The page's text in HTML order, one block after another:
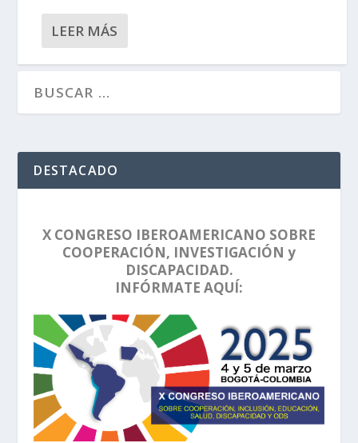
LEER MÁS
DESTACADO
X CONGRESO IBEROAMERICANO SOBRE
COOPERACIÓN, INVESTIGACIÓN y
DISCAPACIDAD.
INFÓRMATE AQUÍ: